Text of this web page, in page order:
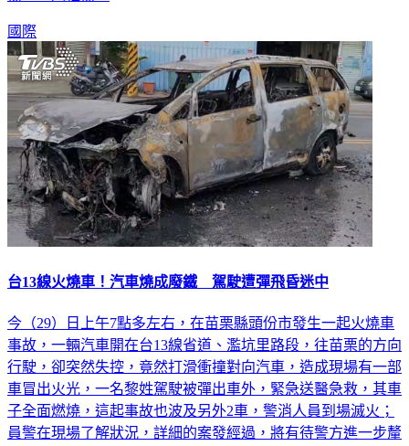
國際
台13線火燒車！汽車燒成廢鐵 駕駛遭彈飛昏迷中
今（29）日上午7點多左右，在苗栗縣頭份市發生一起火燒車
事故，一輛汽車開在台13線省道、濫坑里路段，往苗栗的方向
行駛，卻突然失控，竟然打滑衝撞對向汽車，造成現場有一部
車冒出火光，一名黎姓駕駛被彈出車外，緊急送醫急救，其車
子全面燃燒，這起事故也波及另外2車，警消人員到場滅火；
員警在現場了解狀況，詳細的案發經過，將有待警方進一步釐